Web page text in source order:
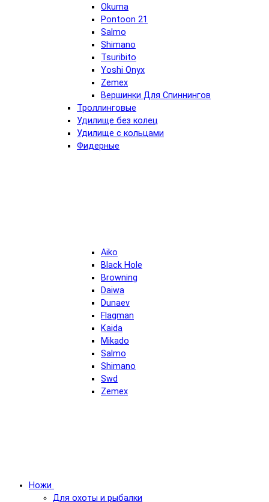
Okuma
Pontoon 21
Salmo
Shimano
Tsuribito
Yoshi Onyx
Zemex
Вершинки Для Спиннингов
Троллинговые
Удилище без колец
Удилище с кольцами
Фидерные
Aiko
Black Hole
Browning
Daiwa
Dunaev
Flagman
Kaida
Mikado
Salmo
Shimano
Swd
Zemex
Ножи
Для охоты и рыбалки